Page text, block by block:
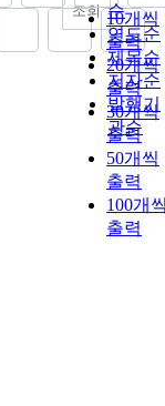
순
연도순
제목순
저자순
발행기
관순
10개씩
출력
20개씩
출력
30개씩
출력
50개씩
출력
100개
출력
조회